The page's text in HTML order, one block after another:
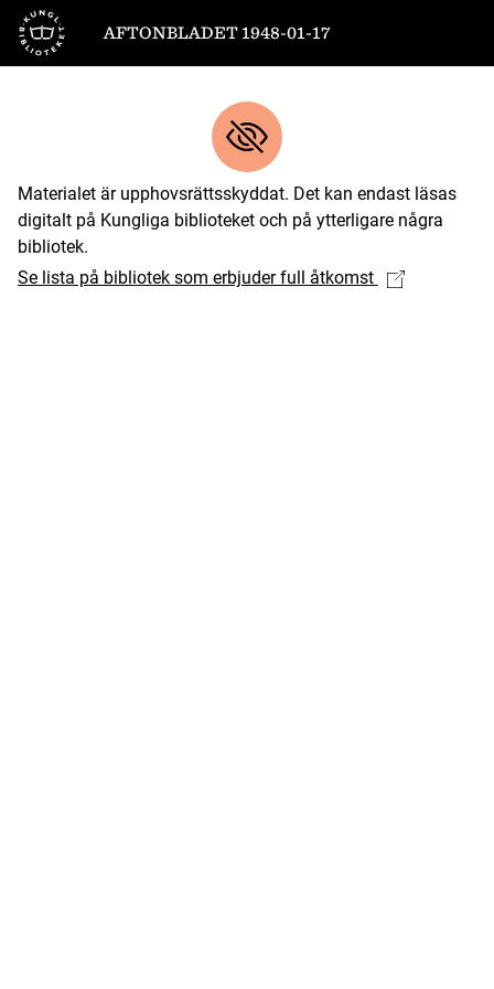
Till startsidan
AFTONBLADET 1948-01-17
Materialet är upphovsrättsskyddat. Det kan endast läsas
digitalt på Kungliga biblioteket och på ytterligare några
bibliotek.
Se lista på bibliotek som erbjuder full åtkomst